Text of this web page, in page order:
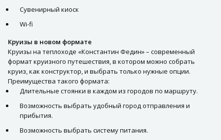
Сувенирный киоск
Wi-fi
Круизы в новом формате
Круизы на теплоходе «Константин Федин» – современный
формат круизного путешествия, в котором можно собрать
круиз, как конструктор, и выбрать только нужные опции.
Преимущества такого формата:
Длительные стоянки в каждом из городов по маршруту.
Возможность выбрать удобный город отправления и
прибытия.
Возможность выбрать систему питания.